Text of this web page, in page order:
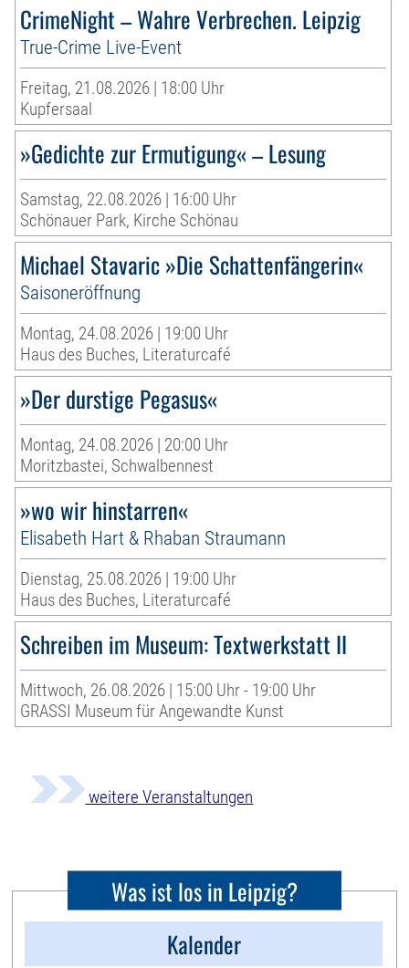
CrimeNight – Wahre Verbrechen. Leipzig
True-Crime Live-Event
Freitag, 21.08.2026 | 18:00 Uhr
Kupfersaal
»Gedichte zur Ermutigung« – Lesung
Samstag, 22.08.2026 | 16:00 Uhr
Schönauer Park, Kirche Schönau
Michael Stavaric »Die Schattenfängerin«
Saisoneröffnung
Montag, 24.08.2026 | 19:00 Uhr
Haus des Buches, Literaturcafé
»Der durstige Pegasus«
Montag, 24.08.2026 | 20:00 Uhr
Moritzbastei, Schwalbennest
»wo wir hinstarren«
Elisabeth Hart & Rhaban Straumann
Dienstag, 25.08.2026 | 19:00 Uhr
Haus des Buches, Literaturcafé
Schreiben im Museum: Textwerkstatt II
Mittwoch, 26.08.2026 | 15:00 Uhr - 19:00 Uhr
GRASSI Museum für Angewandte Kunst
weitere Veranstaltungen
Was ist los in Leipzig?
Kalender